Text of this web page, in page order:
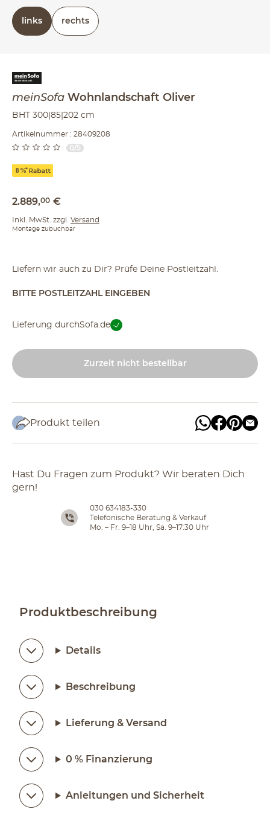
meinSofa Wohnlandschaft Oliver
BHT 300|85|202 cm
Artikelnummer : 28409208
0/5
2.889,00 €
Inkl. MwSt. zzgl. Versand
Montage zubuchbar
rechts oder links (bezieht sich auf die Draufsicht)
links rechts
Liefern wir auch zu Dir? Prüfe Deine Postleitzahl.
BITTE POSTLEITZAHL EINGEBEN
Lieferung durchSofa.de
Zurzeit nicht bestellbar
Produkt teilen
Hast Du Fragen zum Produkt? Wir beraten Dich
gern!
030 634183-330
Telefonische Beratung & Verkauf
Mo. – Fr. 9–18 Uhr, Sa. 9–17:30 Uhr
Produktbeschreibung
Details
Beschreibung
Lieferung & Versand
0 % Finanzierung
Anleitungen und Sicherheit